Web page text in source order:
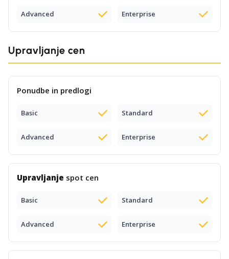
Advanced Enterprise
Upravljanje cen
Ponudbe in predlogi
Basic Standard
Advanced Enterprise
Upravljanje spot cen
Basic Standard
Advanced Enterprise